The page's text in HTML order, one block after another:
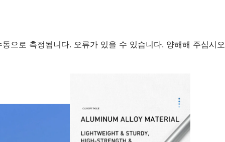
으로 측정됩니다. 오류가 있을 수 있습니다. 양해해 주십시